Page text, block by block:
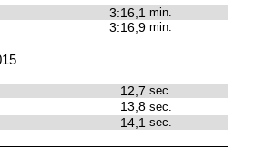
3:16,1 min.
3:16,9 min.
12,7 sec.
13,8 sec.
14,1 sec.